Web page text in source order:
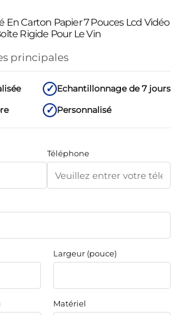
En Carton Papier 7 Pouces Lcd Vidéo
Rigide Pour Le Vin
principales
Echantillonnage de 7 jours
Personnalisé
Téléphone
Largeur (pouce)
Matériel